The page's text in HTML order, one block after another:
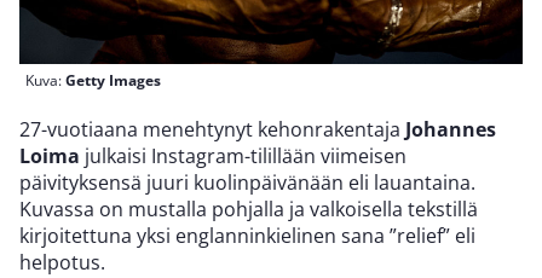
Kuva:Getty Images
27-vuotiaana menehtynyt kehonrakentaja Johannes
Loima julkaisi Instagram-tilillään viimeisen
päivityksensä juuri kuolinpäivänään eli lauantaina.
Kuvassa on mustalla pohjalla ja valkoisella tekstillä
kirjoitettuna yksi englanninkielinen sana ”relief” eli
helpotus.